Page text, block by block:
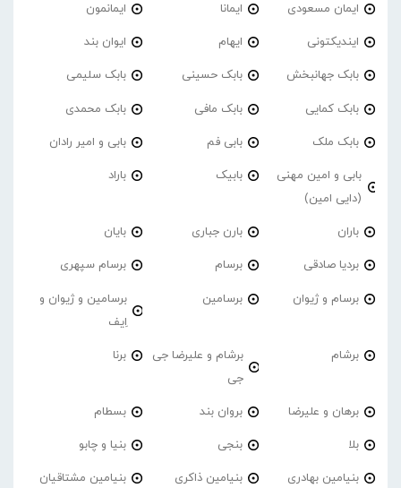
ایمان مسعودی ایمانا ایمانمون
ایندیکتونی ایهام ایوان بند
بابک جهانبخش بابک حسینی بابک سلیمی
بابک کمایی بابک مافی بابک محمدی
بابک ملک بابی فم بابی و امیر رادان
بابی و امین مهنی
(دایی امین)
بابیک باراد
باران بارن جباری بایان
بردیا صادقی برسام برسام سپهری
برسام و ژیوان برسامین
برسامین و ژیوان و
اِیف
برشام
برشام و علیرضا جی
جی
برنا
برهان و علیرضا بروان بند بسطام
بلا بنجی بنیا و چابو
بنیامین بهادری بنیامین ذاکری بنیامین مشتاقیان